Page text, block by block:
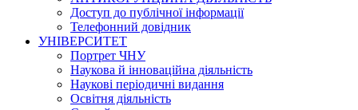
Доступ до публічної інформації
Телефонний довідник
УНІВЕРСИТЕТ
Портрет ЧНУ
Наукова й інноваційна діяльність
Наукові періодичні видання
Освітня діяльність